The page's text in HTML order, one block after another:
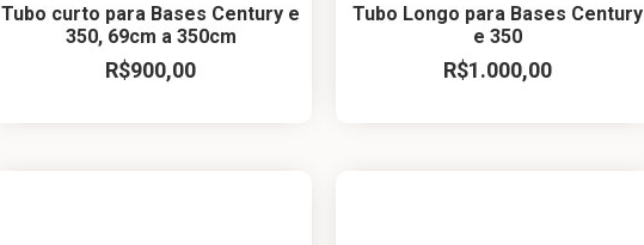
Tubo curto para Bases Century e
350, 69cm a 350cm
R$900,00
Tubo Longo para Bases Century
e 350
R$1.000,00